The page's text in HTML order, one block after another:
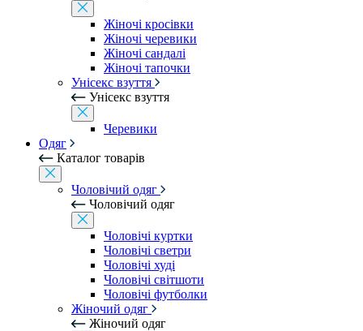
Жіночі кросівки
Жіночі черевики
Жіночі сандалі
Жіночі тапочки
Унісекс взуття
Унісекс взуття
Черевики
Одяг
Каталог товарів
Чоловічий одяг
Чоловічий одяг
Чоловічі куртки
Чоловічі светри
Чоловічі худі
Чоловічі світшоти
Чоловічі футболки
Жіночий одяг
Жіночий одяг